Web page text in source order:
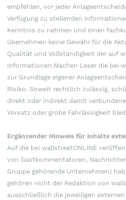
empfehlen, vor jeder
Verfügung zu stellenden
Kenntnis zu nehmen und einen
übernehmen keine Gewähr für die
Qualität und Vollständigkeit der auf
Informationen.Machen Leser die bei
zur Grundlage eigener
Risiko. Soweit rechtlich zulässig,
direkt oder indirekt damit
Vorsatz oder grobe Fahrlässigkeit
Ergänzender Hinweis für Inhalte
Auf die bei wallstreetONLINE
von Gastkommentatoren,
Gruppe gehörende Unternehmen)
gehören nicht der Redaktion von
ausschließlich die jeweiligen